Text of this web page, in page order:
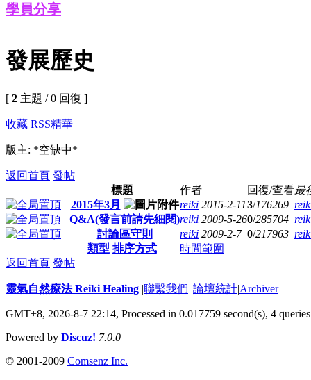
學員分享
發展歷史
[ 2 主題 / 0 回復 ]
收藏 RSS精華
版主: *空缺中*
返回首頁 發帖
標題
作者 回復/查看最
2015年3月
reiki 2015-2-113/176269
Q&A(發言前請先細閱)reiki 2009-5-260/285704
討論區守則
reiki 2009-2-7 0/217963
類型 排序方式
時間範圍
返回首頁 發帖
靈氣自然療法 Reiki Healing |聯繫我們 |論壇統計|Archiver
GMT+8, 2026-8-7 22:14, Processed in 0.017759 second(s), 4 queries
Powered by Discuz! 7.0.0
© 2001-2009 Comsenz Inc.